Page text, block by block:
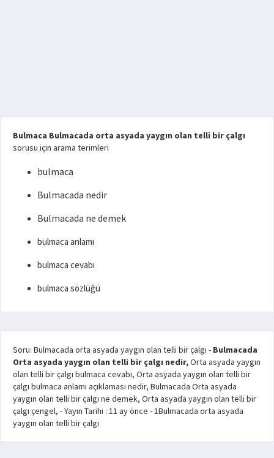
Bulmaca Bulmacada orta asyada yaygın olan telli bir çalgı
sorusu için arama terimleri
bulmaca
Bulmacada nedir
Bulmacada ne demek
bulmaca anlamı
bulmaca cevabı
bulmaca sözlüğü
Soru: Bulmacada orta asyada yaygın olan telli bir çalgı - Bulmacada
Orta asyada yaygın olan telli bir çalgı nedir,Orta asyada yaygın
olan telli bir çalgı bulmaca cevabı, Orta asyada yaygın olan telli bir
çalgı bulmaca anlamı açıklaması nedir, Bulmacada Orta asyada
yaygın olan telli bir çalgı ne demek, Orta asyada yaygın olan telli bir
çalgı çengel, - Yayın Tarihi : 11 ay önce -1Bulmacada orta asyada
yaygın olan telli bir çalgı